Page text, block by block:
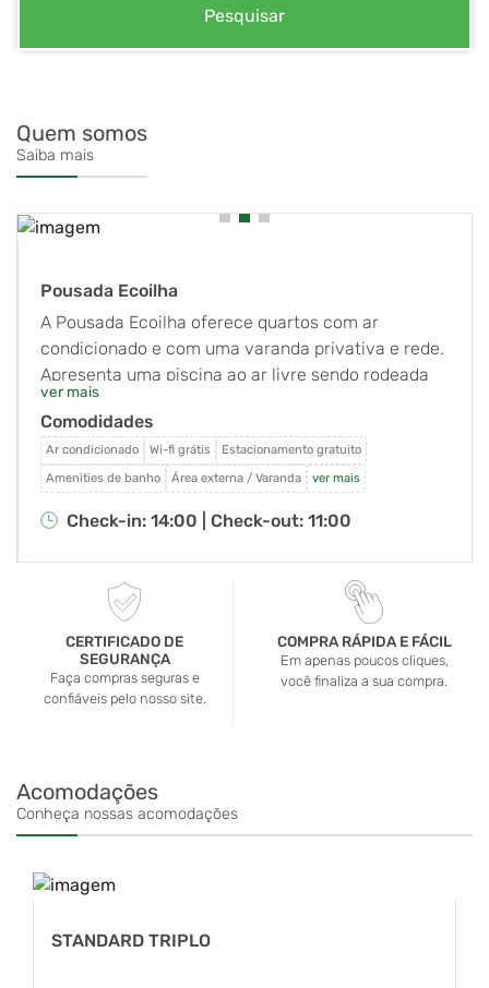
Pesquisar
Quem somos
Saiba mais
Pousada Ecoilha
A Pousada Ecoilha oferece quartos com ar
condicionado e com uma varanda privativa e rede.
Apresenta uma piscina ao ar livre sendo rodeada
por jardins. O Wi-Fi em todo o hotel e
estacionamento são gratuitos. A pousada está
localizada próximo ao Parque Estadual de Ilhabela,
em uma ruela tranquila com fácil acesso ao cais da
balsa, centro de Ilhabela, a praia do Perequê e
cachoeiras com piscinas naturais. Oferecendo
vistas para o jardim, todos os quartos da Pousada
Ecoilha são decorados com bom gosto. Eles estão
equipados com uma rede, cama box, frigobar e TV.
O café-da-manhã caseiro é servido em uma
varanda agradável. Restaurantes e bares estão a
uma curta distância, e excursões podem ser
ver mais
Comodidades
Ar condicionado Wi-fi grátis
Estacionamento gratuito
Amenities de banho
Área externa / Varanda ver mais
Check-in: 14:00 | Check-out: 11:00
CERTIFICADO DE
SEGURANÇA
Faça compras seguras e
confiáveis pelo nosso site.
COMPRA RÁPIDA E FÁCIL
Em apenas poucos cliques,
você finaliza a sua compra.
Acomodações
Conheça nossas acomodações
STANDARD TRIPLO